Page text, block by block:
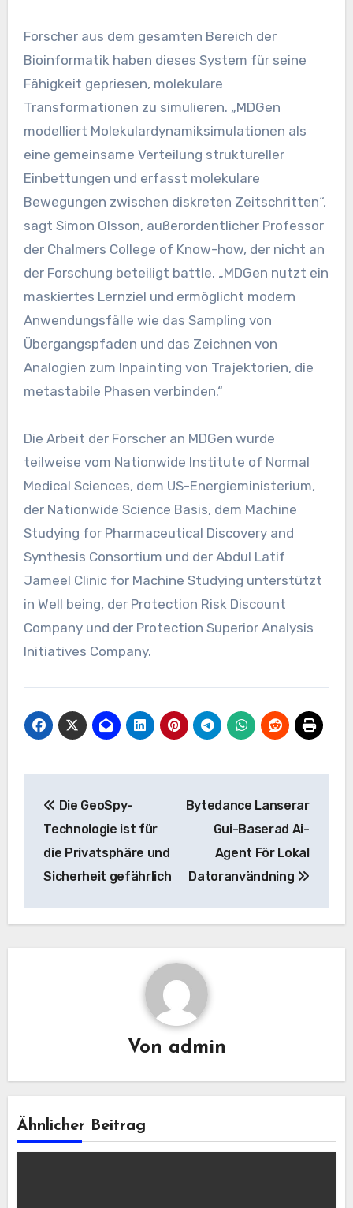
Forscher aus dem gesamten Bereich der
Bioinformatik haben dieses System für seine
Fähigkeit gepriesen, molekulare
Transformationen zu simulieren. „MDGen
modelliert Molekulardynamiksimulationen als
eine gemeinsame Verteilung struktureller
Einbettungen und erfasst molekulare
Bewegungen zwischen diskreten Zeitschritten“,
sagt Simon Olsson, außerordentlicher Professor
der Chalmers College of Know-how, der nicht an
der Forschung beteiligt battle. „MDGen nutzt ein
maskiertes Lernziel und ermöglicht modern
Anwendungsfälle wie das Sampling von
Übergangspfaden und das Zeichnen von
Analogien zum Inpainting von Trajektorien, die
metastabile Phasen verbinden.“
Die Arbeit der Forscher an MDGen wurde
teilweise vom Nationwide Institute of Normal
Medical Sciences, dem US-Energieministerium,
der Nationwide Science Basis, dem Machine
Studying for Pharmaceutical Discovery and
Synthesis Consortium und der Abdul Latif
Jameel Clinic for Machine Studying unterstützt
in Well being, der Protection Risk Discount
Company und der Protection Superior Analysis
Initiatives Company.
Navigation
Die GeoSpy-
Technologie ist für
die Privatsphäre und
Sicherheit gefährlich
Bytedance Lanserar
Gui-Baserad Ai-
Agent För Lokal
Datoranvändning
Von admin
Ähnlicher Beitrag